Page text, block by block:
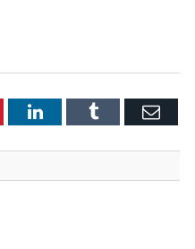
LinkedInTumblr Email